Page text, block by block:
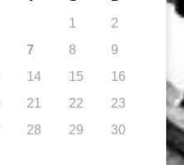
1
2
7 8
9
14 15
16
21 22
23
28 29
30